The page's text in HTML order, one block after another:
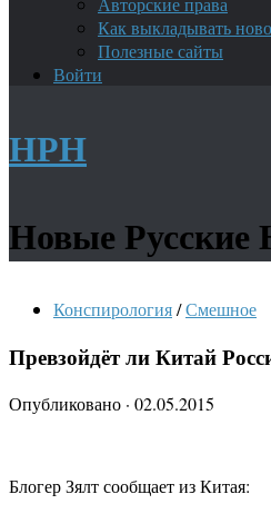
Как выкладывать
Полезные сайты
Войти
НРН
Новые Русские
Конспирология/Смешное
Превзойдёт ли Китай
Опубликовано · 02.05.2015
Блогер Зялт сообщает из Китая: